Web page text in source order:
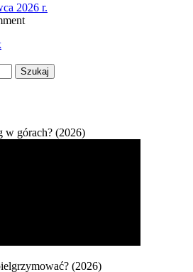
2026 r.
w górach? (2026)
(2026)